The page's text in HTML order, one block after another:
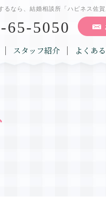
るなら、結婚相談所「ハピネス佐賀
65-5050
スタッフ紹介 よくあ